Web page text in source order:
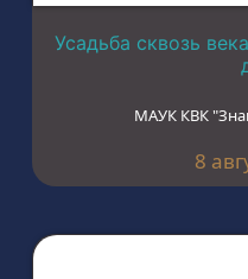
Усадьба сквозь
МАУК КВК
8